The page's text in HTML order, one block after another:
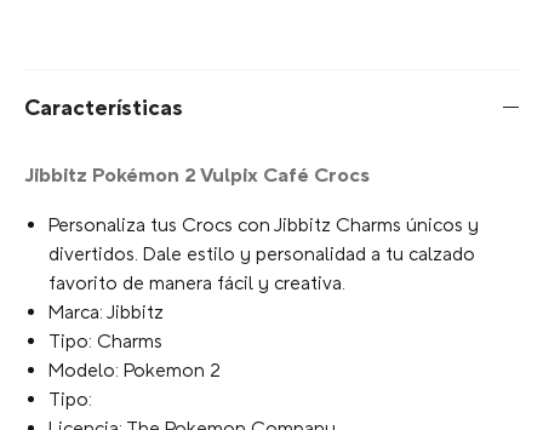
Escribe para agregar Limite de Caracteres
Tu selección: